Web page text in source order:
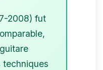
2008) fut